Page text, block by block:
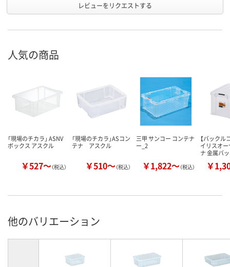
レビューをリクエストする
人気の商品
「現場のチカラ」 ASNV
ボックス アスクル
￥527～（税込）
「現場のチカラ」ASコン
テナ アスクル
￥510～（税込）
三甲 サンコー コンテナ
ー_2
￥1,822～（税込）
【バックル
イリスオ
ナ 金属バ
￥
他のバリエーション